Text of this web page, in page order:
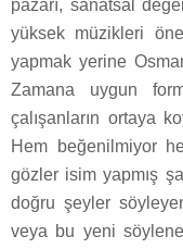
pazarı, sanatsal
yüksek müzikleri
yapmak yerine
Zamana uygun
çalışanların ortaya
Hem beğenilmiyor
gözler isim yapmış
doğru şeyler
veya bu yeni